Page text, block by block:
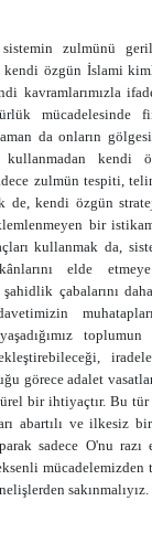
zulmünü
kendi özgün İslami
kavramlarımızla
mücadelesinde
da onların
kullanmadan
zulmün tespiti,
de, kendi özgün
bir
kullanmak da,
elde
çabalarını
görece adalet
bir ihtiyaçtır. Bu
abartılı ve ilkesiz
sadece O'nu razı
mücadelemizden
sakınmalıyız.